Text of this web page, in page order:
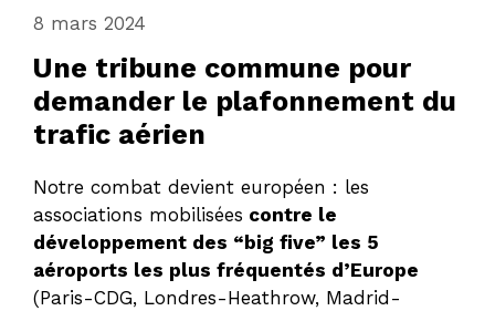
8 mars 2024
Une tribune commune pour
demander le plafonnement du
trafic aérien
Notre combat devient européen : les
associations mobilisées contre le
développement des “big five” les 5
aéroports les plus fréquentés d’Europe
(Paris-CDG, Londres-Heathrow, Madrid-